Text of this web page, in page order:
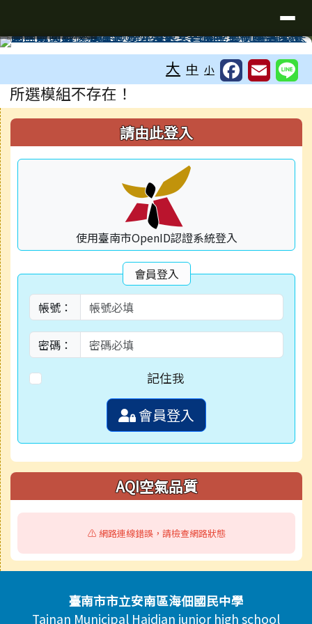
台南市安南區海佃國中全球資訊網
⏸
大 中 小
主內容區域
所選模組不存在！
右邊區域內容 請由此登入
使用臺南市OpenID認證系統登入
會員登入
帳號：
密碼：
記住我
會員登入
AQI空氣品質
⚠️ 網路連線錯誤，請檢查網路狀態
頁尾區域
頁尾區域內容
臺南市市立安南區海佃國民中學
Tainan Municipal Haidian junior high school